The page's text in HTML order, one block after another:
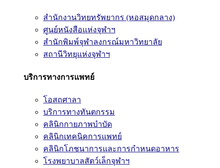
สำนักงานวิทยทรัพยากร (หอสมุดกลาง)
ศูนย์หนังสือแห่งจุฬาฯ
สำนักพิมพ์จุฬาลงกรณ์มหาวิทยาลัย
สถานีวิทยุแห่งจุฬาฯ
บริการทางการแพทย์
โอสถศาลา
บริการทางทันตกรรม
คลินิกกายภาพบำบัด
คลินิกเทคนิคการแพทย์
คลินิกโภชนาการและการกำหนดอาหาร
โรงพยาบาลสัตว์เล็กจุฬาฯ